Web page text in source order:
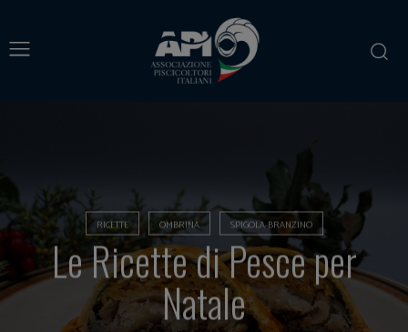
RICETTE OMBRINA SPIGOLA-BRANZINO
Le Ricette di Pesce per
Natale